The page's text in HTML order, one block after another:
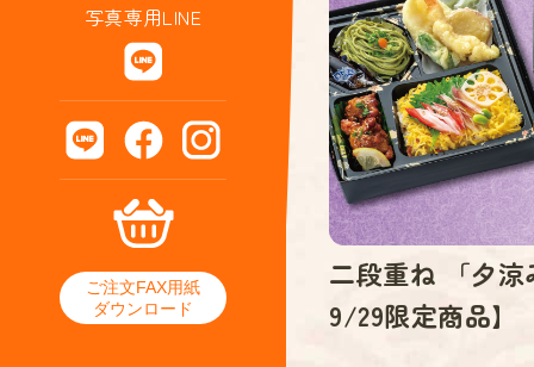
写真専用LINE
ご注文FAX用紙
ダウンロード
二段重ね 「夕
9/29限定商品】